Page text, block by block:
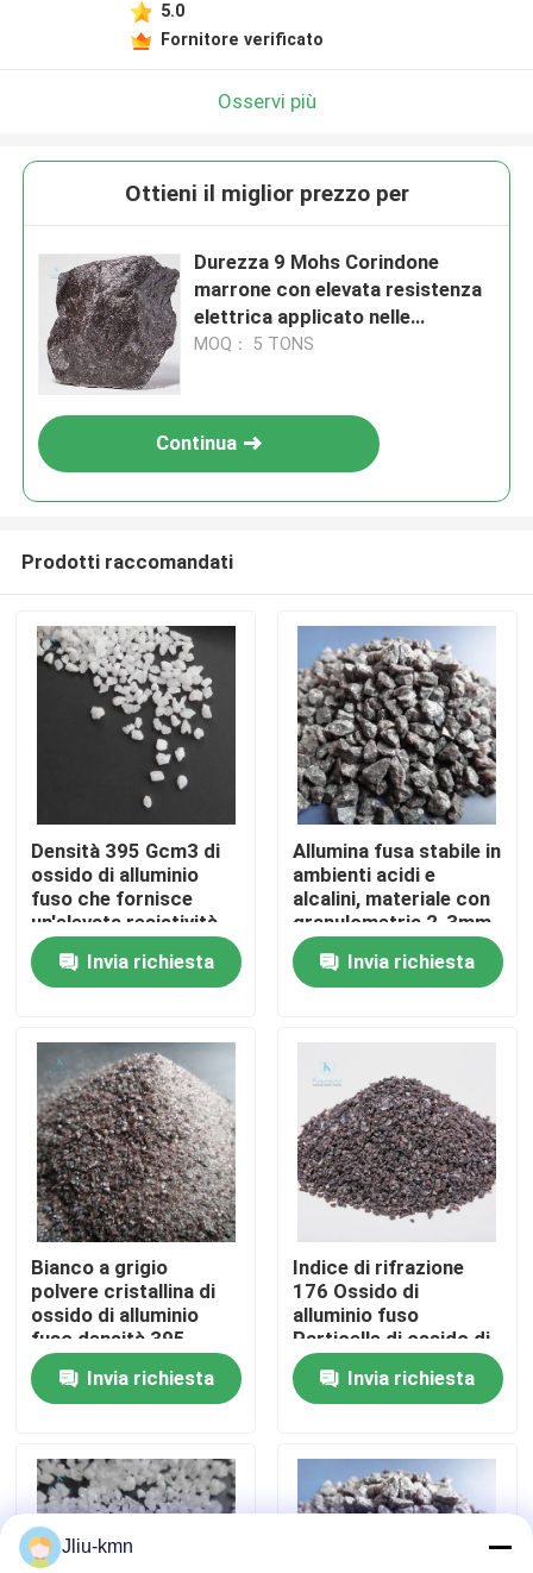
Casa.
Prodotti
Visita alla fabbrica
Controllo della qualità
Contattaci
Notizie
Casi
VR
Ossido di alluminio fuso
5.0
Fornitore verificato
Osservi più
Ottieni il miglior prezzo per
Durezza 9 Mohs Corindone
marrone con elevata resistenza
elettrica applicato nelle
operazioni di rettifica,
MOQ： 5 TONS
Continua
Prodotti raccomandati
Densità 395 Gcm3 di
ossido di alluminio
fuso che fornisce
un'elevata resistività
elettrica e proprietà
chimiche stabili in
ambienti acidi e
Invia richiesta
Allumina fusa stabile in
ambienti acidi e
alcalini, materiale con
granulometria 2-3mm
per usi ceramici e
metallurgiciInvia richiesta
Bianco a grigio
polvere cristallina di
ossido di alluminio
fuso densità 395
Gcm3 Prodotti
essenziali di fusione di
precisione Materia
Invia richiesta
Indice di rifrazione
176 Ossido di
alluminio fuso
Particelle di ossido di
alluminio da bianco a
grigio per rivestimenti
resistenti ad alte
Invia richiesta
Jliu-kmn